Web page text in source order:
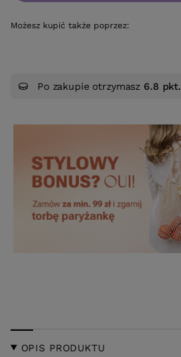
Możesz kupić także poprzez:
Po zakupie otrzymasz 6.8 pkt.
OPIS PRODUKTU